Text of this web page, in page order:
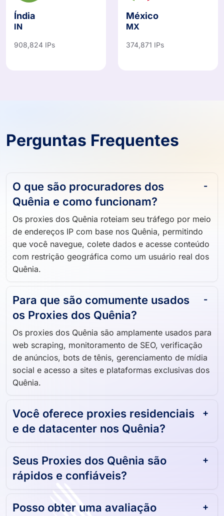
Índia
IN
908,824 IPs
México
MX
374,871 IPs
Perguntas Frequentes
O que são procuradores dos
Quênia e como funcionam?
Os proxies dos Quênia roteiam seu tráfego por meio
de endereços IP com base nos Quênia, permitindo
que você navegue, colete dados e acesse conteúdo
com restrição geográfica como um usuário real dos
Quênia.
Para que são comumente usados ​​
os Proxies dos Quênia?
Os proxies dos Quênia são amplamente usados ​​para
web scraping, monitoramento de SEO, verificação
de anúncios, bots de tênis, gerenciamento de mídia
social e acesso a sites e plataformas exclusivas dos
Quênia.
Você oferece proxies residenciais
e de datacenter nos Quênia?
Seus Proxies dos Quênia são
rápidos e confiáveis?
Posso obter uma avaliação